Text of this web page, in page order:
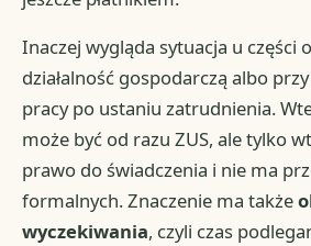
Inaczej wygląda sytuacja u części
działalność gospodarczą albo
pracy po ustaniu zatrudnienia.
może być od razu ZUS, ale tylko
prawo do świadczenia i nie ma
formalnych. Znaczenie ma także
wyczekiwania, czyli czas